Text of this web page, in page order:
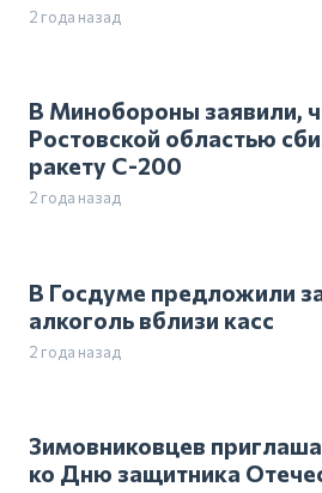
2 года назад
В Минобороны заявили,
Ростовской областью
ракету С-200
2 года назад
В Госдуме предложили
алкоголь вблизи касс
2 года назад
Зимовниковцев
ко Дню защитника